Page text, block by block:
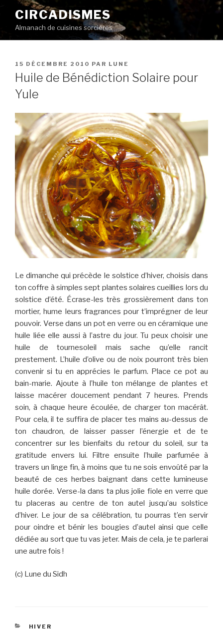
contenu
principal
CIRCADISMES
Almanach de cuisines sorcières
PUBLIÉ
LE
15 DÉCEMBRE 2010 PAR LUNE
Huile de Bénédiction Solaire pour
Yule
Le dimanche qui précède le solstice d’hiver, choisis dans
ton coffre à simples sept plantes solaires cueillies lors du
solstice d’été. Écrase-les très grossièrement dans ton
mortier, hume leurs fragrances pour t’imprégner de leur
pouvoir. Verse dans un pot en verre ou en céramique une
huile liée elle aussi à l’astre du jour. Tu peux choisir une
huile de tournesoleil mais sache qu’elle rancit
prestement. L’huile d’olive ou de noix pourront très bien
convenir si tu en apprécies le parfum. Place ce pot au
bain-marie. Ajoute à l’huile ton mélange de plantes et
laisse macérer doucement pendant 7 heures. Prends
soin, à chaque heure écoulée, de charger ton macérât.
Pour cela, il te suffira de placer tes mains au-dessus de
ton chaudron, de laisser passer l’énergie et de te
concentrer sur les bienfaits du retour du soleil, sur ta
gratitude envers lui. Filtre ensuite l’huile parfumée à
travers un linge fin, à moins que tu ne sois envoûté par la
beauté de ces herbes baignant dans cette lumineuse
huile dorée. Verse-la dans ta plus jolie fiole en verre que
tu placeras au centre de ton autel jusqu’au solstice
d’hiver. Le jour de sa célébration, tu pourras t’en servir
pour oindre et bénir les bougies d’autel ainsi que celle
dédiée au sort que tu vas jeter. Mais de cela, je te parlerai
une autre fois !
(c) Lune du Sidh
CATÉGORIES
HIVER